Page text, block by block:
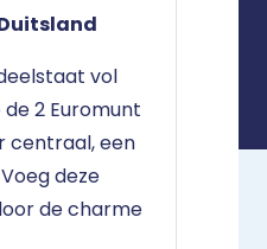
vol
2 Euromunt
centraal, een
deze
de charme